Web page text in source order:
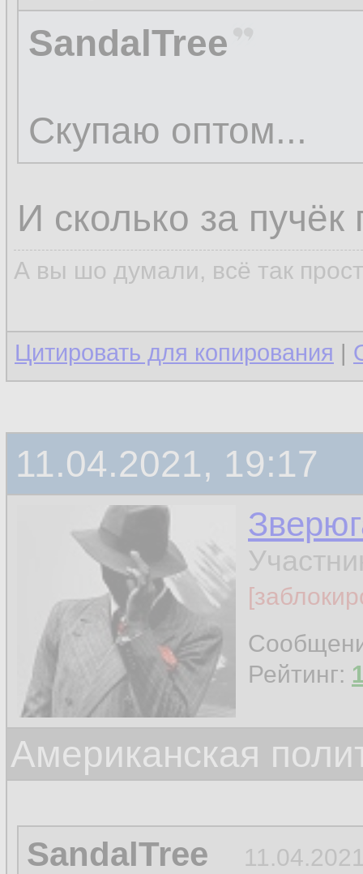
SandalTree
Скупаю оптом...
И сколько за пучёк
А вы шо думали, всё так
Цитировать для копирования |
11.04.2021, 19:17
Рейтинг:
Американская
SandalTree